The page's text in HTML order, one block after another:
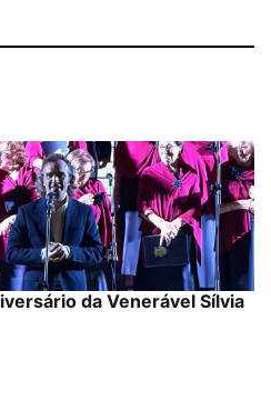
da Venerável Sílvia